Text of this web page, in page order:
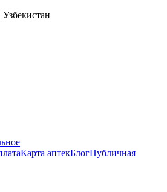
Карта аптекБлогПубличная